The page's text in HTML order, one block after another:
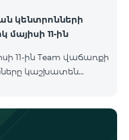
կենտրոնների
11-ին
11-ին Team վաճառքի
կաշխատեն